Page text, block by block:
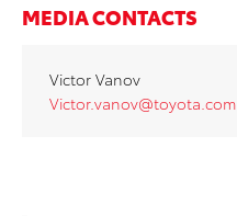
MEDIA CONTACTS
Victor Vanov
Victor.vanov@toyota.com